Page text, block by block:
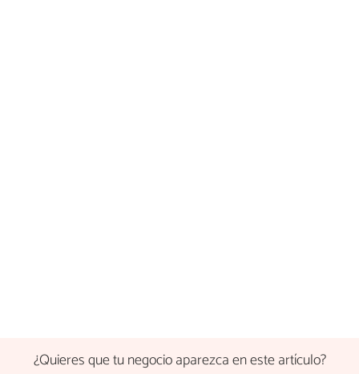
¿Quieres que tu negocio aparezca en este artículo?